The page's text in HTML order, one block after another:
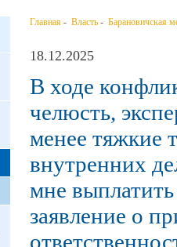
Главная - Власть - Барановичская
18.12.2025
В ходе
челюсть,
менее тяжкие
внутренних
мне
заявление о